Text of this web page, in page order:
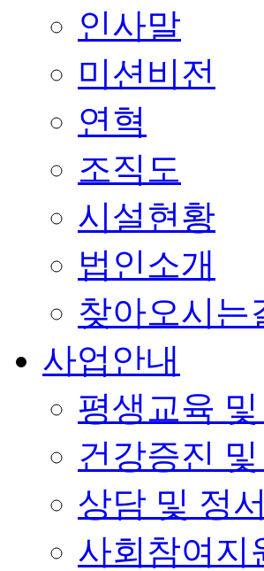
인사말
미션비전
연혁
조직도
시설현황
법인소개
찾아오시는
사업안내
평생교육
건강증진
상담 및 정
사회참여지